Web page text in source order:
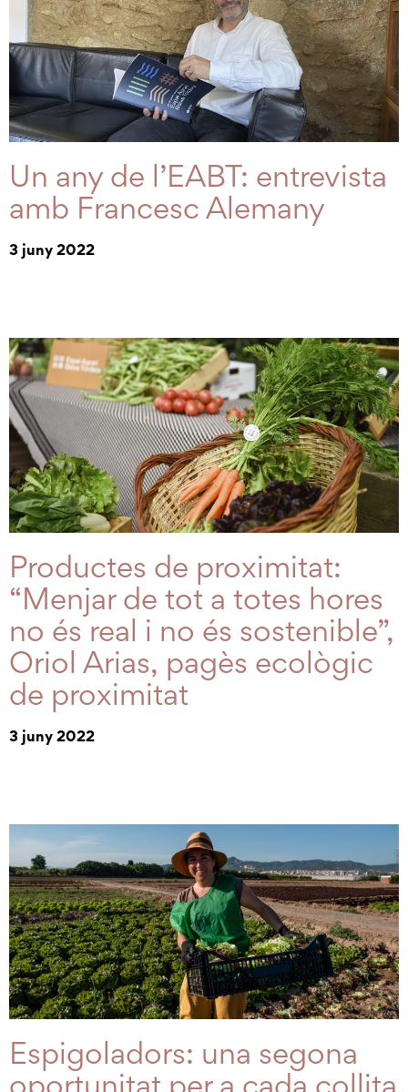
Un any de l’EABT: entrevista
amb Francesc Alemany
3 juny 2022
Productes de proximitat:
“Menjar de tot a totes hores
no és real i no és sostenible”,
Oriol Arias, pagès ecològic
de proximitat
3 juny 2022
Espigoladors: una segona